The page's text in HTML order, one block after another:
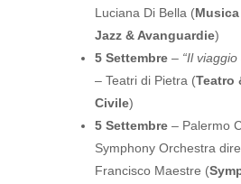
Luciana Di Bella (
Jazz & Avanguardie)
5 Settembre – “Il
– Teatri di Pietra (Teatro
Civile)
5 Settembre – Palermo
Symphony Orchestra
Francisco Maestre (